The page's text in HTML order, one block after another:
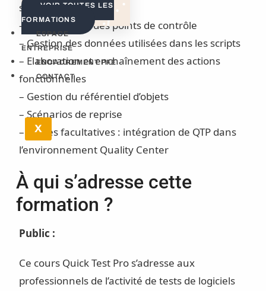
VOIR TOUTES LES
FORMATIONS
ESPACE
ENTREPRISE
ENCADREMENT PFE
CONTACT
X
scripts
– Mise en place des points de contrôle
– Gestion des données utilisées dans les scripts
– Elaboration et enchaînement des actions
fonctionnelles
– Gestion du référentiel d’objets
– Scénarios de reprise
– Etapes facultatives : intégration de QTP dans
l’environnement Quality Center
À qui s’adresse cette
formation ?
Public :
Ce cours Quick Test Pro s’adresse aux
professionnels de l’activité de tests de logiciels